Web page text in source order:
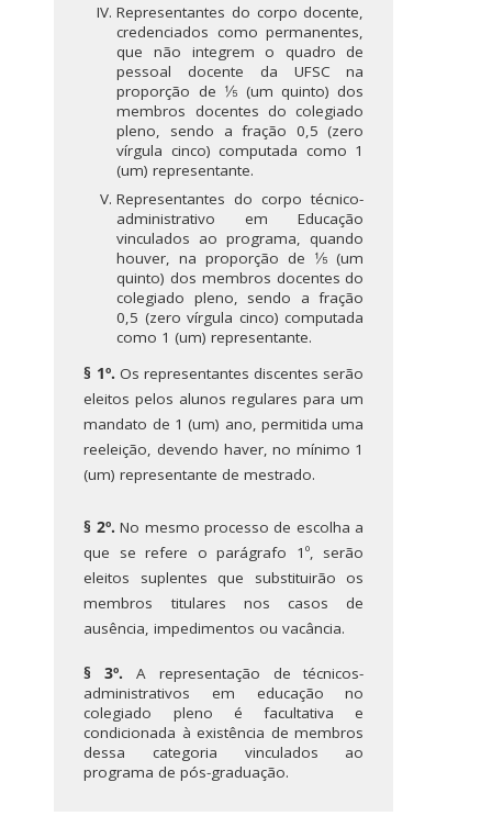
Representantes do corpo docente,
credenciados como permanentes,
que não integrem o quadro de
pessoal docente da UFSC na
proporção de ⅕ (um quinto) dos
membros docentes do colegiado
pleno, sendo a fração 0,5 (zero
vírgula cinco) computada como 1
(um) representante.
Representantes do corpo técnico-
administrativo em Educação
vinculados ao programa, quando
houver, na proporção de ⅕ (um
quinto) dos membros docentes do
colegiado pleno, sendo a fração
0,5 (zero vírgula cinco) computada
como 1 (um) representante.
§ 1º. Os representantes discentes serão
eleitos pelos alunos regulares para um
mandato de 1 (um) ano, permitida uma
reeleição, devendo haver, no mínimo 1
(um) representante de mestrado.
§ 2º. No mesmo processo de escolha a
que se refere o parágrafo 1º, serão
eleitos suplentes que substituirão os
membros titulares nos casos de
ausência, impedimentos ou vacância.
§ 3º. A representação de técnicos-
administrativos em educação no
colegiado pleno é facultativa e
condicionada à existência de membros
dessa categoria vinculados ao
programa de pós-graduação.